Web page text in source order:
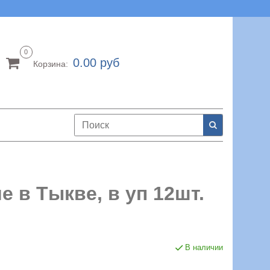
0
Корзина: 0.00 руб
в Тыкве, в уп 12шт.
В наличии